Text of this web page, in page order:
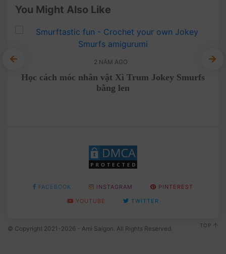
You Might Also Like
2 NĂM AGO
Học cách móc nhân vật Xì Trum Jokey Smurfs
bằng len
FACEBOOK INSTAGRAM
PINTEREST
YOUTUBE
TWITTER
© Copyright 2021-2026 - Ami Saigon. All Rights Reserved. TOP